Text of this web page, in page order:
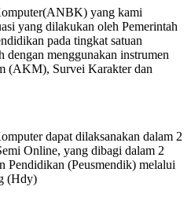
yang kami
yang dilakukan oleh Pemerintah
pada tingkat satuan
dengan menggunakan instrumen
(AKM), Survei Karakter dan
dapat dilaksanakan dalam 2
Online, yang dibagi dalam 2
Pendidikan (Peusmendik) melalui
(Hdy)